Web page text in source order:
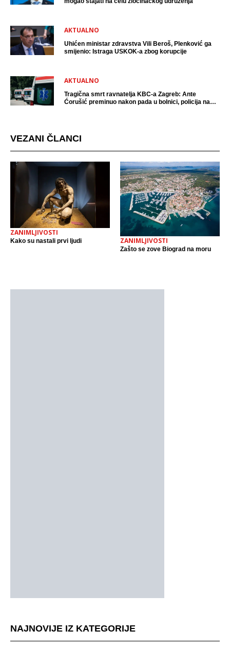
AKTUALNO
Uhićen ministar zdravstva Vili Beroš, Plenković ga
smijenio: Istraga USKOK-a zbog korupcije
AKTUALNO
Tragična smrt ravnatelja KBC-a Zagreb: Ante
Ćorušić preminuo nakon pada u bolnici, policija na
VEZANI ČLANCI
ZANIMLJIVOSTI
Kako su nastali prvi ljudi ZANIMLJIVOSTI
Zašto se zove Biograd na moru
NAJNOVIJE IZ KATEGORIJE